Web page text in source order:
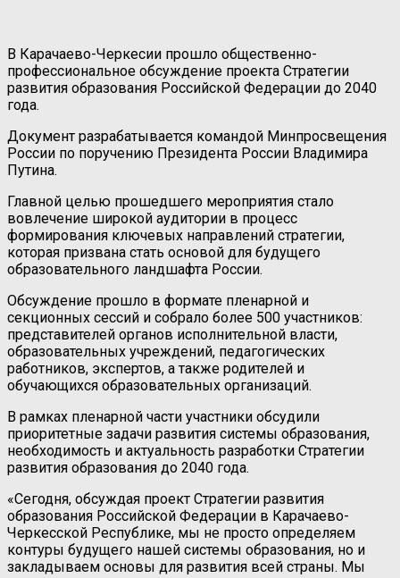
В Карачаево-Черкесии прошло общественно-
профессиональное обсуждение проекта Стратегии
развития образования Российской Федерации до 2040
года.
Документ разрабатывается командой Минпросвещения
России по поручению Президента России Владимира
Путина.
Главной целью прошедшего мероприятия стало
вовлечение широкой аудитории в процесс
формирования ключевых направлений стратегии,
которая призвана стать основой для будущего
образовательного ландшафта России.
Обсуждение прошло в формате пленарной и
секционных сессий и собрало более 500 участников:
представителей органов исполнительной власти,
образовательных учреждений, педагогических
работников, экспертов, а также родителей и
обучающихся образовательных организаций.
В рамках пленарной части участники обсудили
приоритетные задачи развития системы образования,
необходимость и актуальность разработки Стратегии
развития образования до 2040 года.
«Сегодня, обсуждая проект Стратегии развития
образования Российской Федерации в Карачаево-
Черкесской Республике, мы не просто определяем
контуры будущего нашей системы образования, но и
закладываем основы для развития всей страны. Мы